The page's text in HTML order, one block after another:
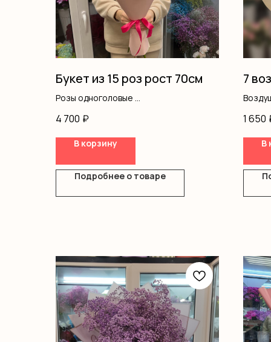
Букет из 15 роз рост 70см
Розы одноголовые
4 700 ₽
В корзину
Подробнее о товаре
7
1 650
В